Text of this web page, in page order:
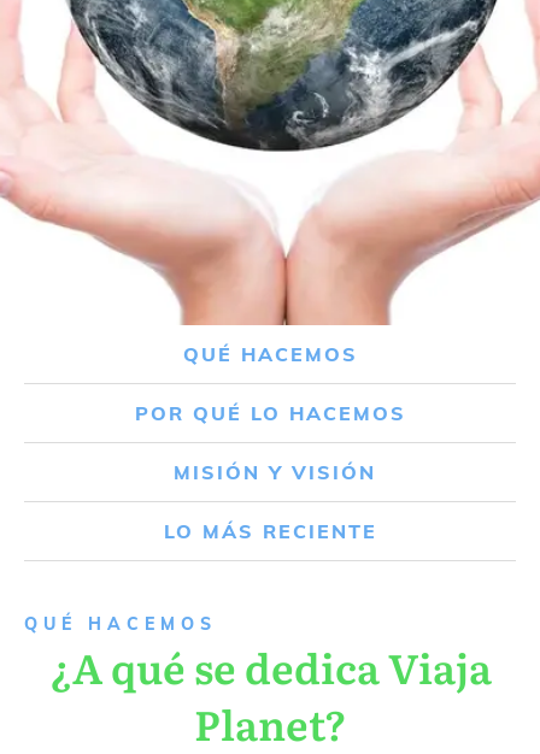
QUÉ HACEMOS
POR QUÉ LO HACEMOS
MISIÓN Y VISIÓN
LO MÁS RECIENTE
QUÉ HACEMOS
¿A qué se dedica Viaja
Planet?